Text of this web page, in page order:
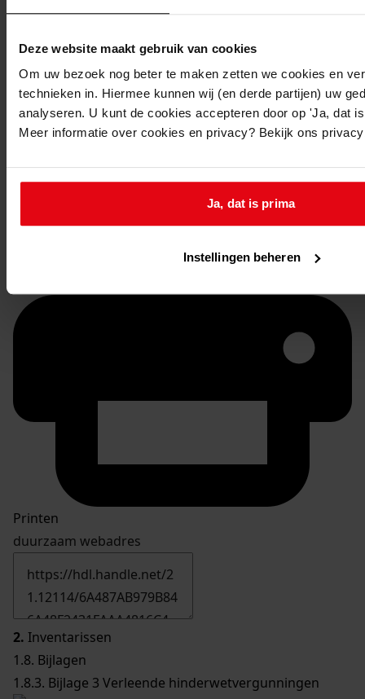
Deze website maakt gebruik van cookies
Om uw bezoek nog beter te maken zetten we cookies en
technieken in. Hiermee kunnen wij (en derde partijen) uw
analyseren. U kunt de cookies accepteren door op 'Ja, dat
Meer informatie over cookies en privacy? Bekijk ons
Ja, dat is prima
Instellingen beheren
Printen
duurzaam webadres
2. Inventarissen
1.8. Bijlagen
1.8.3. Bijlage 3 Verleende hinderwetvergunningen